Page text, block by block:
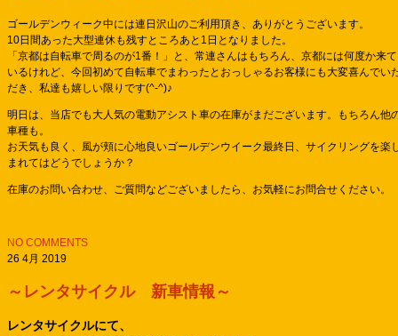
ゴールデンウィーク中には連日沢山のご利用頂き、ありがとうございます。
10日間あった大型連休も残すところあと1日となりました。
「京都は自転車で周るのが1番！」と、常連さんはもちろん、京都には何度か来て
いるけれど、今回初めて自転車でまわったとおっしゃるお客様にも大変喜んでい
だき、私達も嬉しい限りです(^-^)♪
明日は、当店でも大人気の電動アシスト車の在庫がまだございます。もちろん他
車種も。
お天気も良く、風が頬に心地良いゴールデンウイーク最終日、サイクリングを楽
まれてはどうでしょうか？
在庫のお問い合わせ、ご質問などございましたら、お気軽にお問合せください。
NO COMMENTS
26 4月 2019
～レンタサイクル 新車情報～
レンタサイクルにて、